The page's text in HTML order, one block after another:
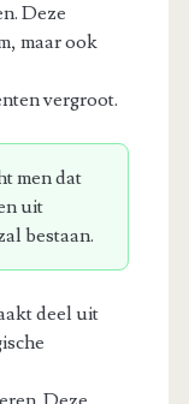
Deze
maar ook
vergroot.
men dat
uit
bestaan.
deel uit